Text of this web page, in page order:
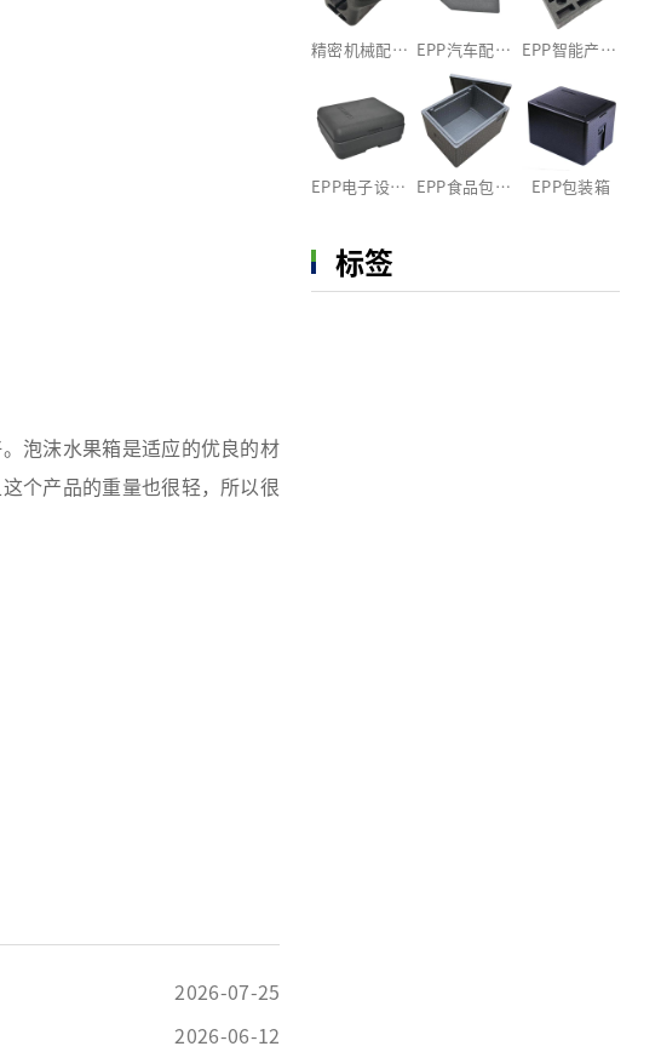
泡沫水果箱是适应的优良的材
个产品的重量也很轻，所以很
2026-07-25
2026-06-12
精密机械配件EPP包装 EPP汽车配件包装定制 EPP智能产品包装内衬
EPP电子设备包装箱 EPP食品包装盒 EPP包装箱
标签